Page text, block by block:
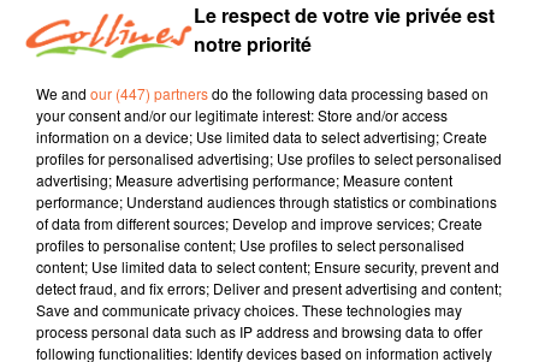
info niort
25 février 2020
JOURNAL NIORT DU MARDI 25 FÉVRIER (MIDI)
Collines la Radio
Le respect de votre vie privée est
notre priorité
We and our (447) partnersdo the following data processing based on
your consent and/or our legitimate interest: Store and/or access
information on a device; Use limited data to select advertising; Create
profiles for personalised advertising; Use profiles to select personalised
advertising; Measure advertising performance; Measure content
performance; Understand audiences through statistics or combinations
of data from different sources; Develop and improve services; Create
profiles to personalise content; Use profiles to select personalised
content; Use limited data to select content; Ensure security, prevent and
detect fraud, and fix errors; Deliver and present advertising and content;
Save and communicate privacy choices. These technologies may
process personal data such as IP address and browsing data to offer
following functionalities: Identify devices based on information actively